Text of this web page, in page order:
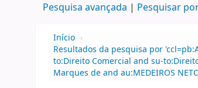
Pesquisa avançada Pesquisar
Início ›
Resultados da pesquisa por
to:Direito Comercial and su-
Marques de and au:MEDEIROS